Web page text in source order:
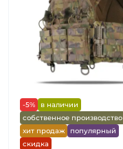
-5%
в наличии
собственное производство
хит продаж
популярный
скидка